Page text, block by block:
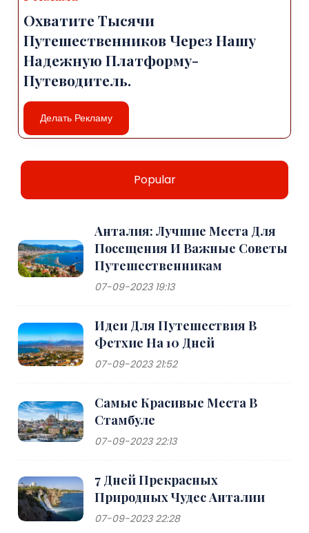
Охватите Тысячи
Путешественников Через Нашу
Надежную Платформу-
Путеводитель.
Делать Рекламу
Popular
Анталия: Лучшие Места Для
Посещения И Важные Советы
Путешественникам
07-09-2023 19:13
Идеи Для Путешествия В
Фетхие На 10 Дней
07-09-2023 21:52
Самые Красивые Места В
Стамбуле
07-09-2023 22:13
7 Дней Прекрасных
Природных Чудес Анталии
07-09-2023 22:28